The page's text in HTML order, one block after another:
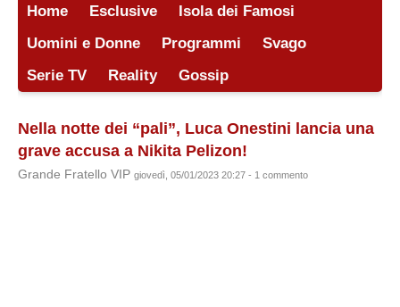
Home Esclusive
Isola dei Famosi
Uomini e Donne
Programmi
Svago
Serie TV
Reality Gossip
Nella notte dei “pali”, Luca Onestini lancia una
grave accusa a Nikita Pelizon!
Grande Fratello VIP giovedì, 05/01/2023 20:27 - 1 commento